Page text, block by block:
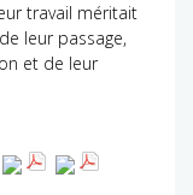
travail méritait
leur passage,
et de leur